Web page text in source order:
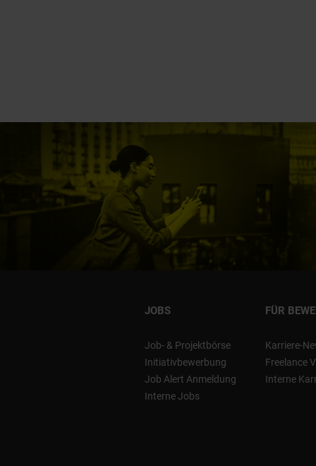
JOBS
Job- & Projektbörse
Initiativbewerbung
Job Alert Anmeldung
Interne Jobs
FÜR
Karriere-
Freelance
Interne